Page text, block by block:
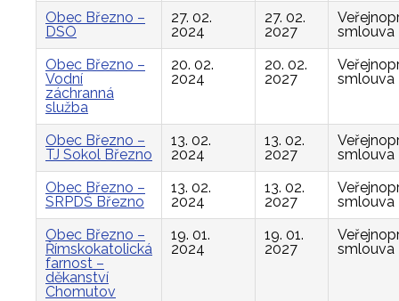
Obec Březno –
DSO
27. 02.
2024
27. 02.
2027
smlouva
Obec Březno –
Vodní
záchranná
služba
20. 02.
2024
20. 02.
2027
smlouva
Obec Březno –
TJ Sokol Březno
13. 02.
2024
13. 02.
2027
smlouva
Obec Březno –
SRPDŠ Březno
13. 02.
2024
13. 02.
2027
smlouva
Obec Březno –
Římskokatolická
farnost –
děkanství
Chomutov
19. 01.
2024
19. 01.
2027
smlouva